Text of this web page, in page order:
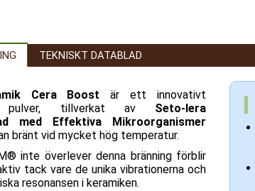
TEKNISKT DATABLAD
Cera Boost är ett innovativt
pulver, tillverkat av Seto-lera
med Effektiva Mikroorganismer
bränt vid mycket hög temperatur.
inte överlever denna bränning förblir
tack vare de unika vibrationerna och
resonansen i keramiken.